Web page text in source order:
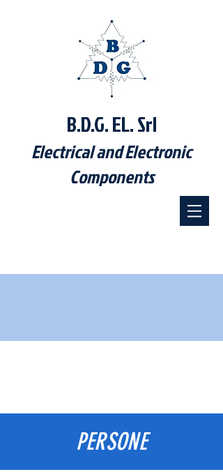
B.D.G. EL. Srl
Electrical and Electronic
Components
PERSONE